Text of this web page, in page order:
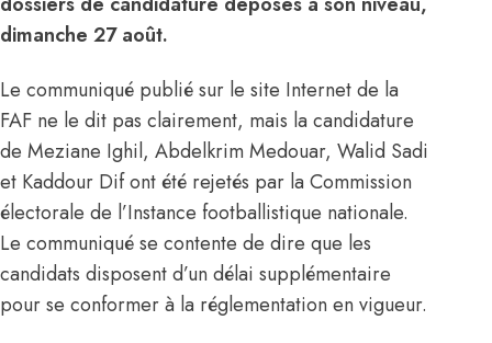
dimanche 27 août.
Le communiqué publié sur le site Internet de la
FAF ne le dit pas clairement, mais la candidature
de Meziane Ighil, Abdelkrim Medouar, Walid Sadi
et Kaddour Dif ont été rejetés par la Commission
électorale de l’Instance footballistique nationale.
Le communiqué se contente de dire que les
candidats disposent d’un délai supplémentaire
pour se conformer à la réglementation en vigueur.